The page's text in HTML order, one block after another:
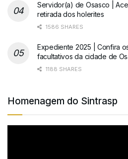
Servidor(a) de Osasco |
retirada dos holerites
1586 SHARES
Expediente 2025 | Confira
facultativos da cidade de
1188 SHARES
Homenagem do Sintrasp